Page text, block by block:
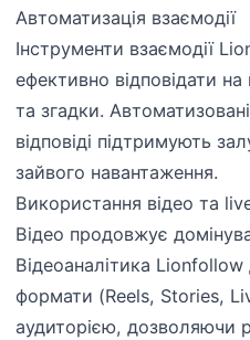
Автоматизація взаємодії
Інструменти взаємодії
ефективно відповідати
та згадки.
відповіді підтримують
зайвого навантаження.
Використання відео та
Відео продовжує
Відеоаналітика
формати (Reels, Stories,
аудиторією, дозволяючи